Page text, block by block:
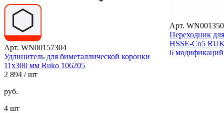
Арт. WN00157304
Удлинитель для биметаллической коронки
11х300 мм Ruko 106205
2 894 / шт
руб.
4 шт
Арт.
Переходник
HSSE-Co5
6 модификаций